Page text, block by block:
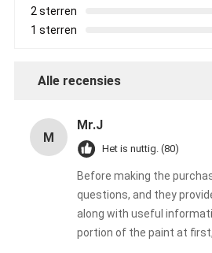
2 sterren
1 sterren
Alle recensies
M
Mr.J
Het is nuttig. (80)
Before making the
questions, and they
along with useful
portion of the paint at